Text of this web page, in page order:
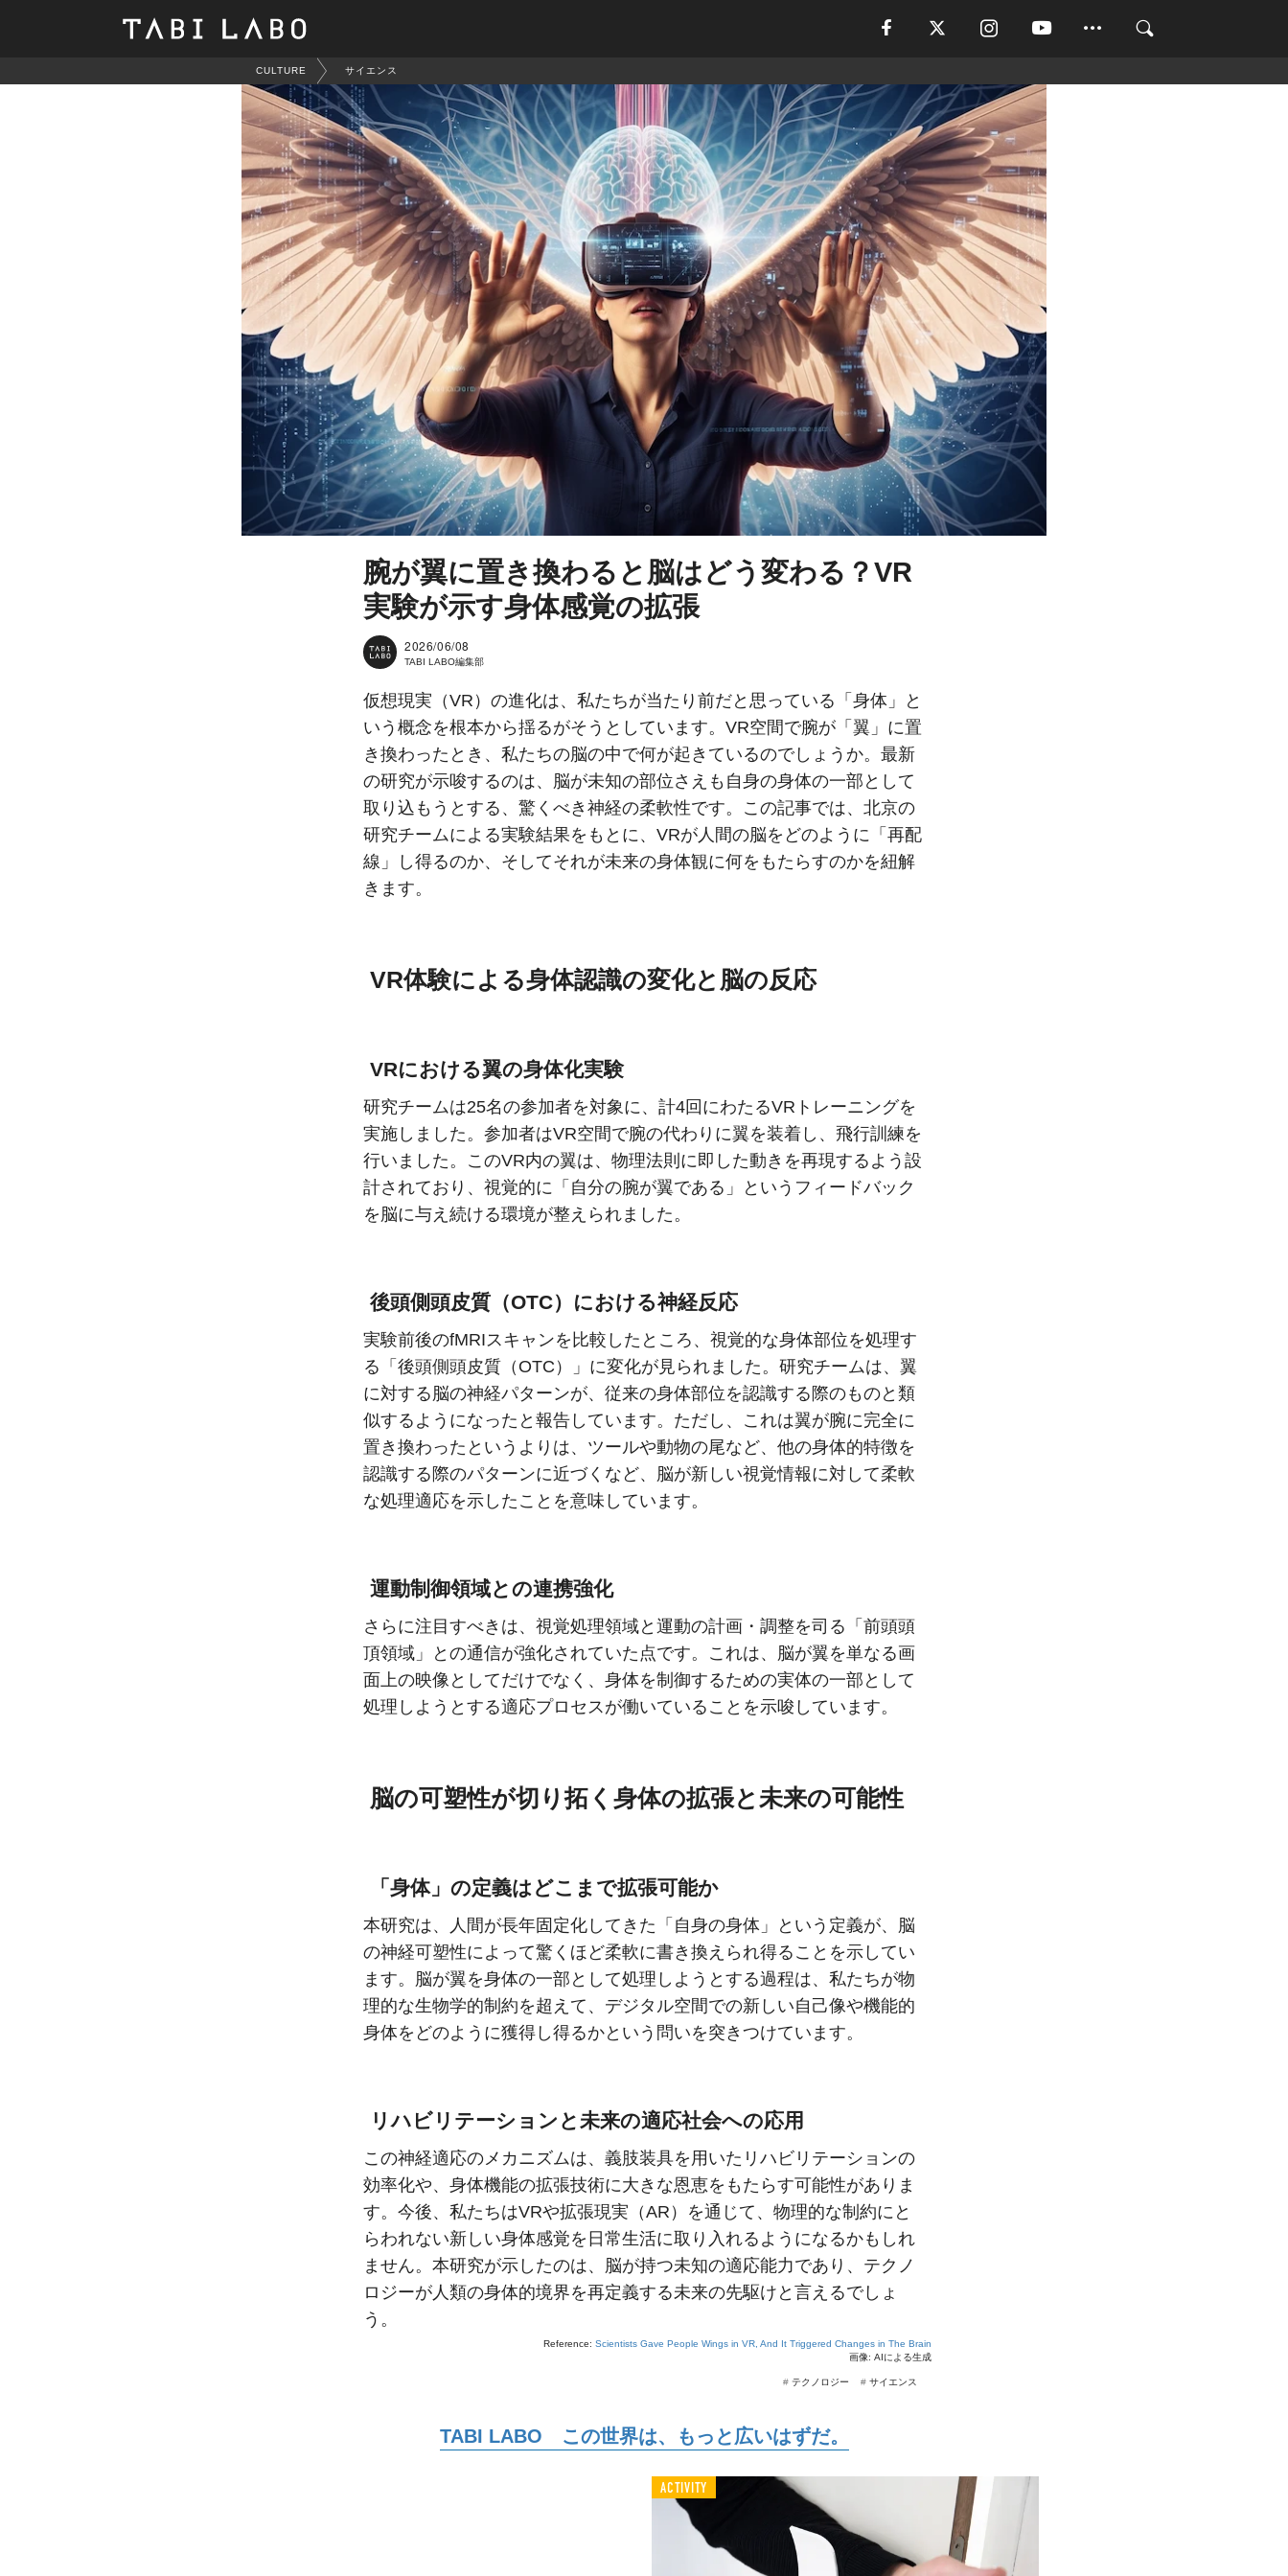
CULTURE サイエンス
腕が翼に置き換わると脳はどう変わる？VR
実験が示す身体感覚の拡張
2026/06/08
TABI LABO編集部
仮想現実（VR）の進化は、私たちが当たり前だと思っている「身体」と
いう概念を根本から揺るがそうとしています。VR空間で腕が「翼」に置
き換わったとき、私たちの脳の中で何が起きているのでしょうか。最新
の研究が示唆するのは、脳が未知の部位さえも自身の身体の一部として
取り込もうとする、驚くべき神経の柔軟性です。この記事では、北京の
研究チームによる実験結果をもとに、VRが人間の脳をどのように「再配
線」し得るのか、そしてそれが未来の身体観に何をもたらすのかを紐解
きます。
VR体験による身体認識の変化と脳の反応
VRにおける翼の身体化実験
研究チームは25名の参加者を対象に、計4回にわたるVRトレーニングを
実施しました。参加者はVR空間で腕の代わりに翼を装着し、飛行訓練を
行いました。このVR内の翼は、物理法則に即した動きを再現するよう設
計されており、視覚的に「自分の腕が翼である」というフィードバック
を脳に与え続ける環境が整えられました。
後頭側頭皮質（OTC）における神経反応
実験前後のfMRIスキャンを比較したところ、視覚的な身体部位を処理す
る「後頭側頭皮質（OTC）」に変化が見られました。研究チームは、翼
に対する脳の神経パターンが、従来の身体部位を認識する際のものと類
似するようになったと報告しています。ただし、これは翼が腕に完全に
置き換わったというよりは、ツールや動物の尾など、他の身体的特徴を
認識する際のパターンに近づくなど、脳が新しい視覚情報に対して柔軟
な処理適応を示したことを意味しています。
運動制御領域との連携強化
さらに注目すべきは、視覚処理領域と運動の計画・調整を司る「前頭頭
頂領域」との通信が強化されていた点です。これは、脳が翼を単なる画
面上の映像としてだけでなく、身体を制御するための実体の一部として
処理しようとする適応プロセスが働いていることを示唆しています。
脳の可塑性が切り拓く身体の拡張と未来の可能性
「身体」の定義はどこまで拡張可能か
本研究は、人間が長年固定化してきた「自身の身体」という定義が、脳
の神経可塑性によって驚くほど柔軟に書き換えられ得ることを示してい
ます。脳が翼を身体の一部として処理しようとする過程は、私たちが物
理的な生物学的制約を超えて、デジタル空間での新しい自己像や機能的
身体をどのように獲得し得るかという問いを突きつけています。
リハビリテーションと未来の適応社会への応用
この神経適応のメカニズムは、義肢装具を用いたリハビリテーションの
効率化や、身体機能の拡張技術に大きな恩恵をもたらす可能性がありま
す。今後、私たちはVRや拡張現実（AR）を通じて、物理的な制約にと
らわれない新しい身体感覚を日常生活に取り入れるようになるかもしれ
ません。本研究が示したのは、脳が持つ未知の適応能力であり、テクノ
ロジーが人類の身体的境界を再定義する未来の先駆けと言えるでしょ
う。
Reference: Scientists Gave People Wings in VR, And It Triggered Changes in The Brain
画像: AIによる生成
# サイエンス
# テクノロジー
TABI LABO この世界は、もっと広いはずだ。
ACTIVITY